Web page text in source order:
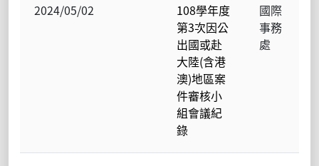
2024/05/02
108學年度
第3次因公
出國或赴
大陸(含港
澳)地區案
件審核小
組會議紀
錄
國際
事務
處